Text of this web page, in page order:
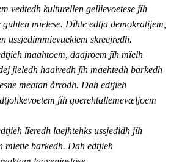
vedtedh kulturellen gellievoetese jïh
mïelese. Dïhte edtja demokratijem,
ussjedimmievuekiem skreejredh.
maahtoem, daajroem jïh mïelh
jieledh haalvedh jïh maehtedh barkedh
meatan årrodh. Dah edtjieh
jïh goerehtallemevæljoem
lïeredh laejhtehks ussjedidh jïh
mietie barkedh. Dah edtjieh